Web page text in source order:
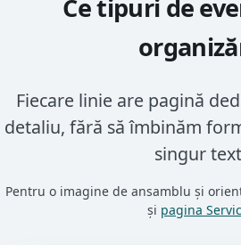
Ce tipuri de
Fiecare linie are pagină
detaliu, fără să îmbinăm
singur
Pentru o imagine de ansamblu și
și pagina